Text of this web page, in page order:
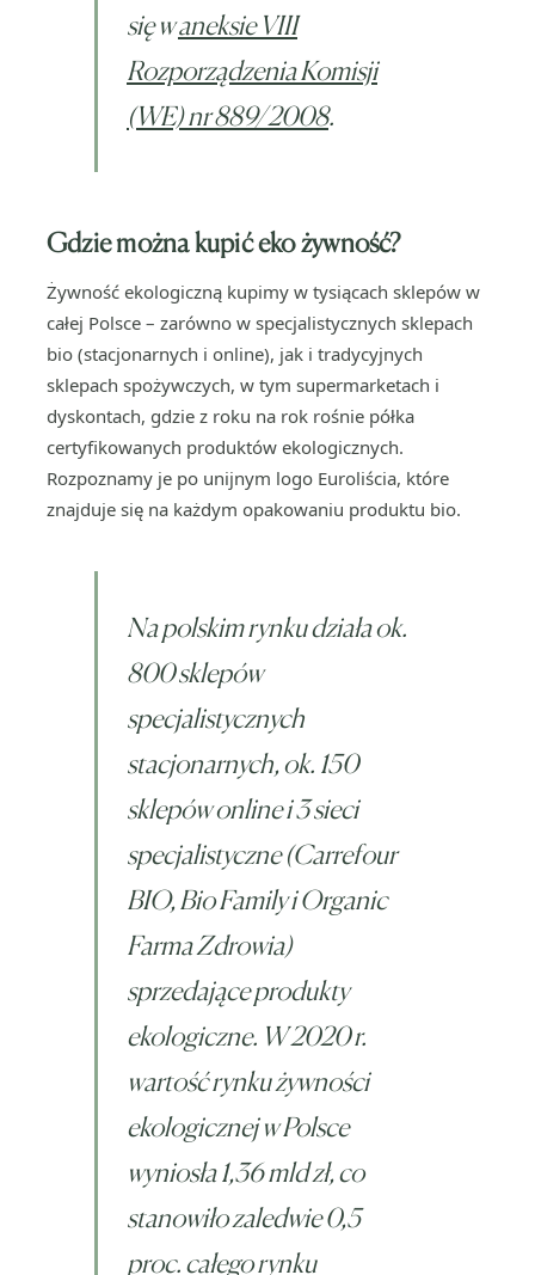
się waneksie VIII
Rozporządzenia Komisji
(WE) nr 889/2008.
Gdzie można kupić eko żywność?
Żywność ekologiczną kupimy w tysiącach sklepów w
całej Polsce – zarówno w specjalistycznych sklepach
bio (stacjonarnych i online), jak i tradycyjnych
sklepach spożywczych, w tym supermarketach i
dyskontach, gdzie z roku na rok rośnie półka
certyfikowanych produktów ekologicznych.
Rozpoznamy je po unijnym logo Euroliścia, które
znajduje się na każdym opakowaniu produktu bio.
Na polskim rynku działa ok.
800 sklepów
specjalistycznych
stacjonarnych, ok. 150
sklepów online i 3 sieci
specjalistyczne (Carrefour
BIO, Bio Family i Organic
Farma Zdrowia)
sprzedające produkty
ekologiczne. W 2020 r.
wartość rynku żywności
ekologicznej w Polsce
wyniosła 1,36 mld zł, co
stanowiło zaledwie 0,5
proc. całego rynku